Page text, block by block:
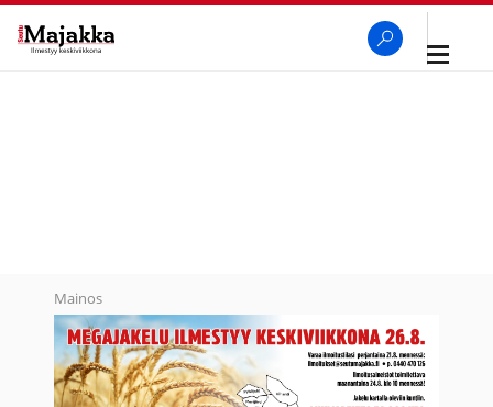
Avaa
Mainos